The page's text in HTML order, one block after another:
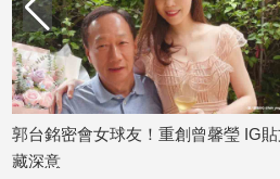
娛
樂
星
聞
流
行/
台銘密會女球友！重創曾馨瑩 IG貼文
深意